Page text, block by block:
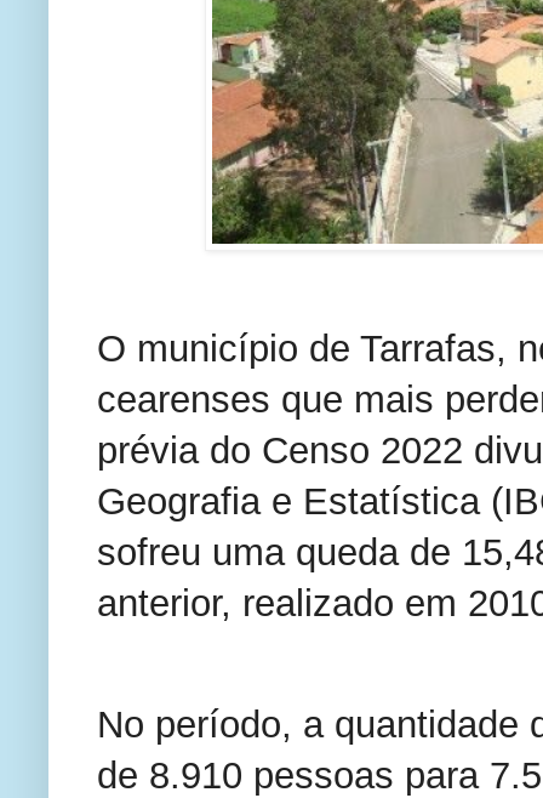
O município de Tarrafas,
cearenses que mais
prévia do Censo 2022
Geografia e Estatística
sofreu uma queda de
anterior, realizado em
No período, a quantidade
de 8.910 pessoas para